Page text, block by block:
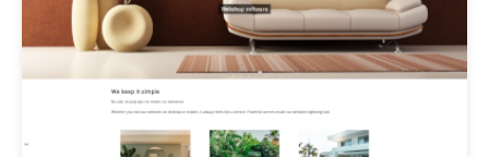
Les Promos!
Polishangel Belgium